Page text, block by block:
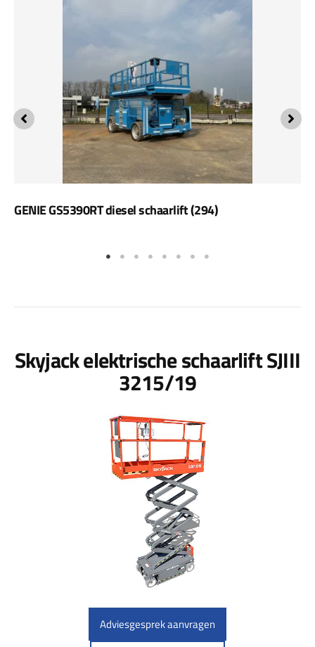
GENIE GS5390RT diesel schaarlift (294)
Skyjack elektrische schaarlift SJIII
3215/19
Adviesgesprek aanvragen